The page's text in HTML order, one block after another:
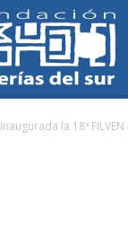
Inaugurada la 18ª